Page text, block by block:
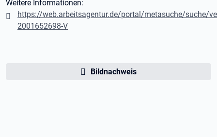
Weitere Informationen:
https://web.arbeitsagentur.de/portal/metasuche/suche/
2001652698-V
Bildnachweis